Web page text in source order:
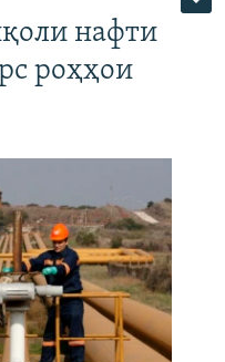
нафти
роҳҳои